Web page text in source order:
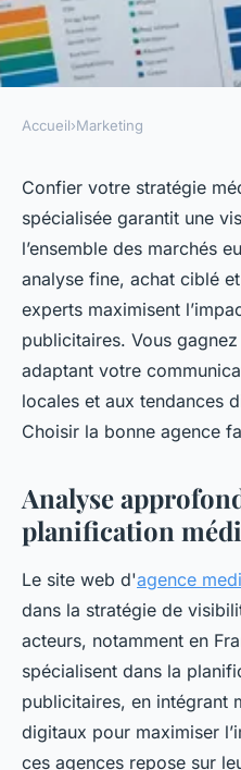
Agence media
booster votre
europe
agent@linkuma.com• 7
Accueil›Marketing
Confier votre stratégie
spécialisée garantit une
l’ensemble des marchés
analyse fine, achat ciblé
experts maximisent
publicitaires. Vous
adaptant votre
locales et aux tendances
Choisir la bonne agence
Analyse
planification
Le site web d'agence
dans la stratégie de
acteurs, notamment en
spécialisent dans la
publicitaires, en intégrant
digitaux pour maximiser
ces agences repose sur